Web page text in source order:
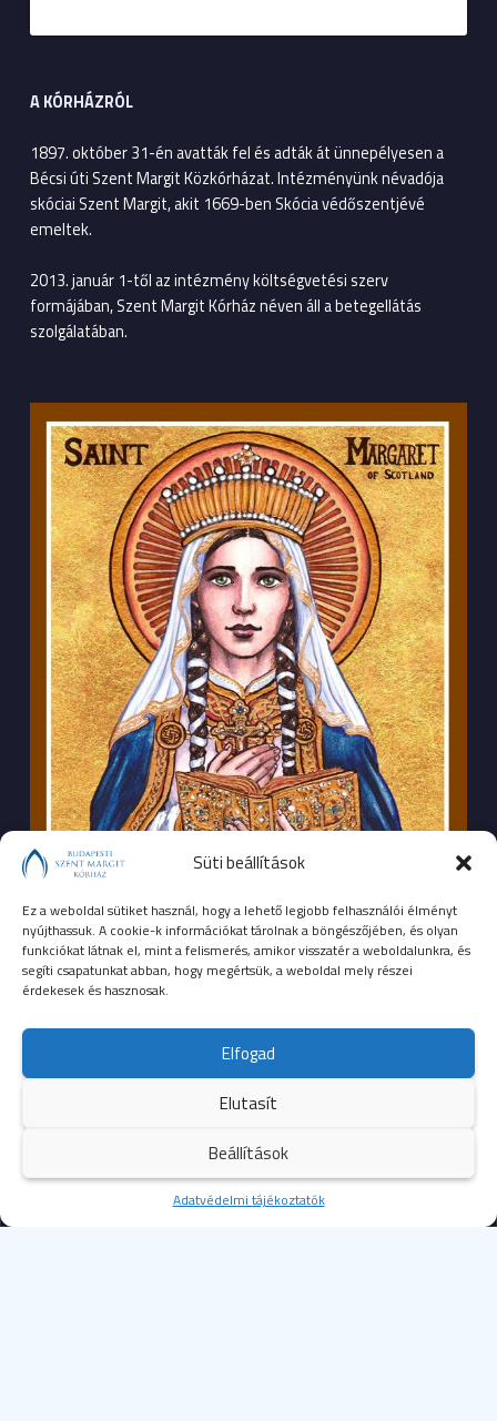
Süti beállítások
Ez a weboldal sütiket használ, hogy a lehető legjobb felhasználói élményt
nyújthassuk. A cookie-k információkat tárolnak a böngészőjében, és olyan
funkciókat látnak el, mint a felismerés, amikor visszatér a weboldalunkra, és
segíti csapatunkat abban, hogy megértsük, a weboldal mely részei
érdekesek és hasznosak.
Elfogad
Elutasít
Beállítások
Adatvédelmi tájékoztatók
Kezdőoldal
A KÓRHÁZRÓL
1897. október 31-én avatták fel és adták át ünnepélyesen a
Bécsi úti Szent Margit Közkórházat. Intézményünk névadója
skóciai Szent Margit, akit 1669-ben Skócia védőszentjévé
emeltek.
2013. január 1-től az intézmény költségvetési szerv
formájában, Szent Margit Kórház néven áll a betegellátás
szolgálatában.
SEGÉLYHÍVÓSZÁMOK
104mentők
107rendőrség